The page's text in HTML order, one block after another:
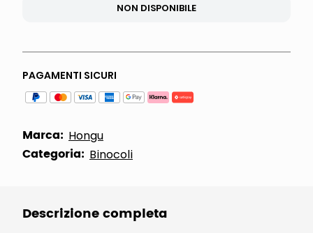
NON DISPONIBILE
PAGAMENTI SICURI
Marca: Hongu
Categoria: Binocoli
Descrizione completa